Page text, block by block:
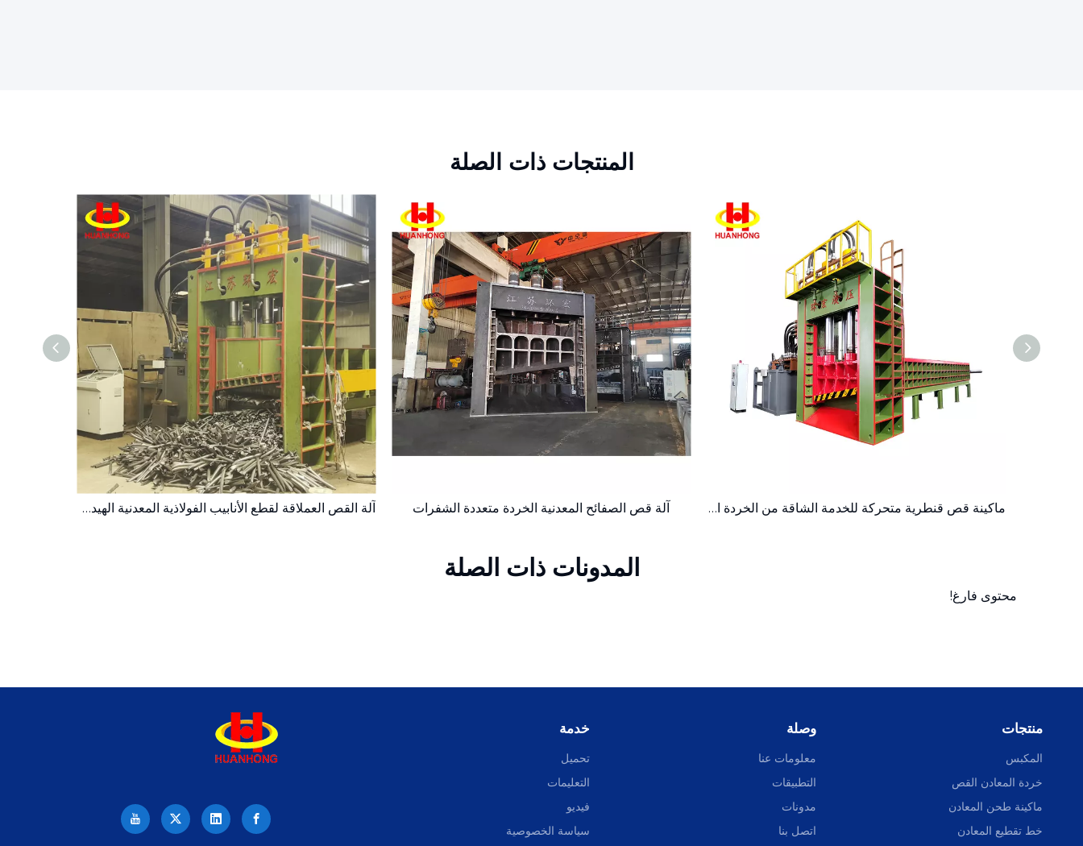
المنتجات ذات الصلة
آلة القص العملاقة لقطع الأنابيب الفولاذية المعدنية الهيدروليكية 250T آلة قص الصفائح المعدنية الخردة متعددة الشفرات ماكينة قص قنطرية متحركة للخدمة الشاقة من الخردة المعدنية الهيدروليكية سعة 630 طنًا
المدونات ذات الصلة
محتوى فارغ!
منتجات
المكبس
خردة المعادن القص
ماكينة طحن المعادن
خط تقطيع المعادن
وصلة
معلومات عنا
التطبيقات
مدونات
اتصل بنا
خدمة
تحميل
التعليمات
فيديو
سياسة الخصوصية